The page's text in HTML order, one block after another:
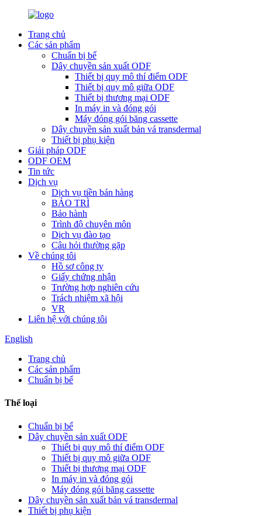
Trang chủ
Các sản phẩm
Chuẩn bị bể
Dây chuyền sản xuất ODF
Thiết bị quy mô thí điểm ODF
Thiết bị quy mô giữa ODF
Thiết bị thương mại ODF
In máy in và đóng gói
Máy đóng gói băng cassette
Dây chuyền sản xuất bản vá transdermal
Thiết bị phụ kiện
Giải pháp ODF
ODF OEM
Tin tức
Dịch vụ
Dịch vụ tiền bán hàng
BẢO TRÌ
Bảo hành
Trình độ chuyên môn
Dịch vụ đào tạo
Câu hỏi thường gặp
Về chúng tôi
Hồ sơ công ty
Giấy chứng nhận
Trường hợp nghiên cứu
Trách nhiệm xã hội
VR
Liên hệ với chúng tôi
English
Trang chủ
Các sản phẩm
Chuẩn bị bể
Thể loại
Chuẩn bị bể
Dây chuyền sản xuất ODF
Thiết bị quy mô thí điểm ODF
Thiết bị quy mô giữa ODF
Thiết bị thương mại ODF
In máy in và đóng gói
Máy đóng gói băng cassette
Dây chuyền sản xuất bản vá transdermal
Thiết bị phụ kiện